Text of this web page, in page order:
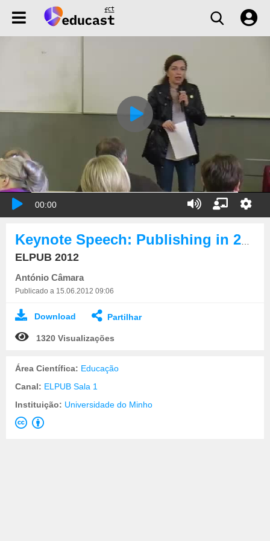
00:00
ELPUB 2012
António Câmara
Publicado a 15.06.2012 09:06
Download Partilhar
1320 Visualizações
Área Científica: Educação
Canal: ELPUB Sala 1
Instituição: Universidade do Minho